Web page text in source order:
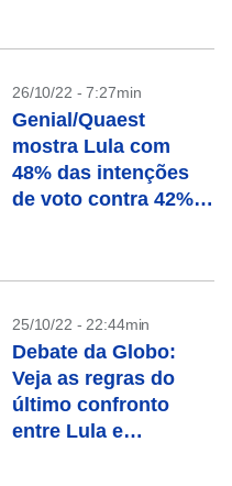
26/10/22 - 7:27min
Genial/Quaest
mostra Lula com
48% das intenções
de voto contra 42%
25/10/22 - 22:44min
Debate da Globo:
Veja as regras do
último confronto
entre Lula e